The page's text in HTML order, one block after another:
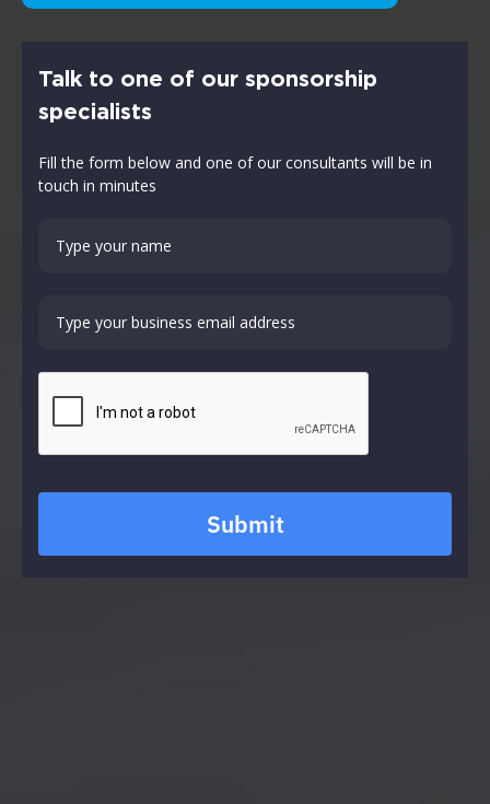
Talk to one of our sponsorship
specialists
Fill the form below and one of our consultants will be in
touch in minutes
Submit